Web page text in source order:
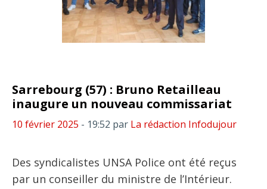
Sarrebourg (57) : Bruno Retailleau
inaugure un nouveau commissariat
10 février 2025 - 19:52 par La rédaction Infodujour
Des syndicalistes UNSA Police ont été reçus
par un conseiller du ministre de l’Intérieur.